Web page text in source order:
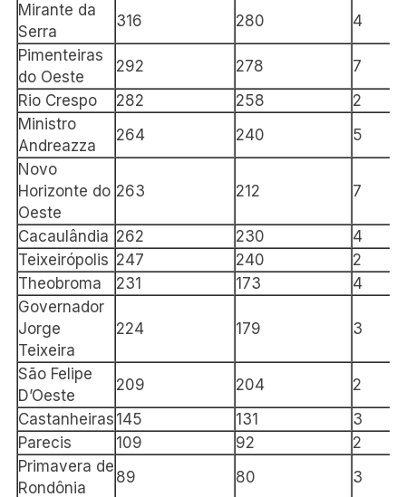
Mirante da
Serra
316 280
4
Pimenteiras
do Oeste
292 278
7
Rio Crespo
282 258
2
Ministro
Andreazza
264 240
5
Novo
Horizonte do
Oeste
263 212 7
Cacaulândia 262 230
4
Teixeirópolis 247 240
2
Theobroma
231 173
4
Governador
Jorge
Teixeira
224 179 3
São Felipe
D’Oeste
209 204
2
Castanheiras 145 131
3
Parecis
109 92
2
Primavera de
Rondônia
89 80
3